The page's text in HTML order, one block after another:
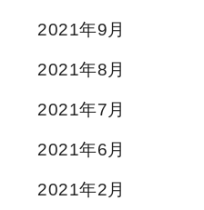
2021年9月
2021年8月
2021年7月
2021年6月
2021年2月